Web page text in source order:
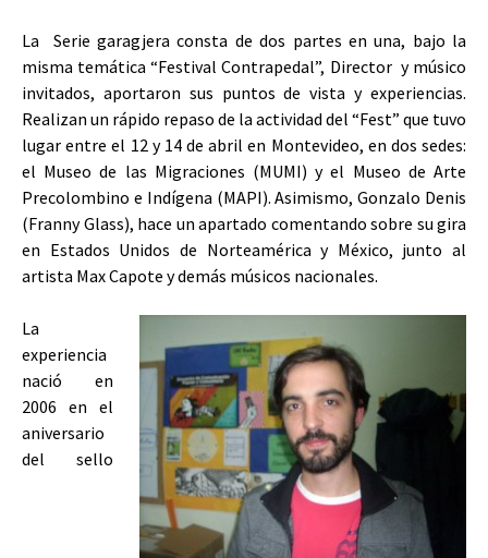
La Serie garagjera consta de dos partes en una, bajo la
misma temática “Festival Contrapedal”, Director y músico
invitados, aportaron sus puntos de vista y experiencias.
Realizan un rápido repaso de la actividad del “Fest” que tuvo
lugar entre el 12 y 14 de abril en Montevideo, en dos sedes:
el Museo de las Migraciones (MUMI) y el Museo de Arte
Precolombino e Indígena (MAPI). Asimismo, Gonzalo Denis
(Franny Glass), hace un apartado comentando sobre su gira
en Estados Unidos de Norteamérica y México, junto al
artista Max Capote y demás músicos nacionales.
La
experiencia
nació en
2006 en el
aniversario
del sello